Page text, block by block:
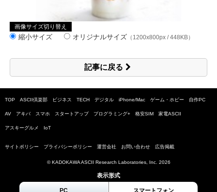
画像サイズ切り替え
縮小サイズ オリジナルサイズ （1200x800px / 448KB）
記事に戻る
TOP ASCII倶楽部 ビジネス TECH デジタル iPhone/Mac ゲーム・ホビー 自作PC
AV アキバ スマホ スタートアップ プログラミング+ 格安SIM 家電ASCII
アスキーグルメ IoT
サイトポリシー プライバシーポリシー 運営会社 お問い合わせ 広告掲載
© KADOKAWA ASCII Research Laboratories, Inc. 2026
表示形式
PC スマートフォン